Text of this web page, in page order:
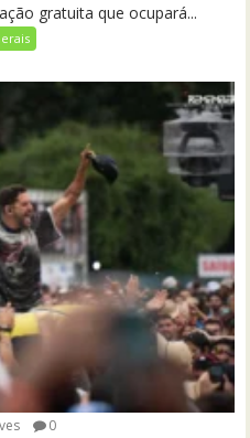
gratuita que ocupará...
0